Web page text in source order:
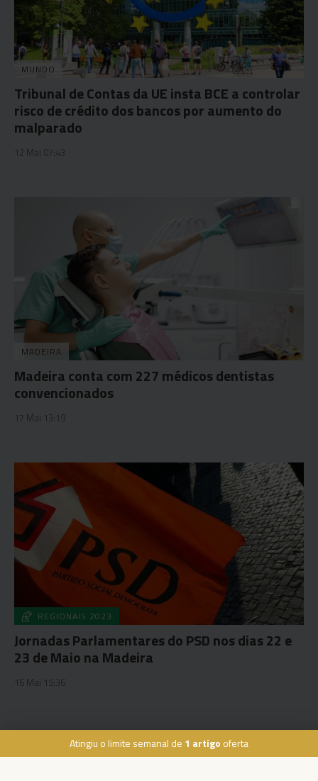
Atingiu o limite semanal de 1 artigo oferta
MUNDO
Tribunal de Contas da UE insta BCE a controlar
risco de crédito dos bancos por aumento do
malparado
12 Mai 07:43
MADEIRA
Madeira conta com 227 médicos dentistas
convencionados
17 Mai 13:19
REGIONAIS 2023
Jornadas Parlamentares do PSD nos dias 22 e
23 de Maio na Madeira
16 Mai 15:36